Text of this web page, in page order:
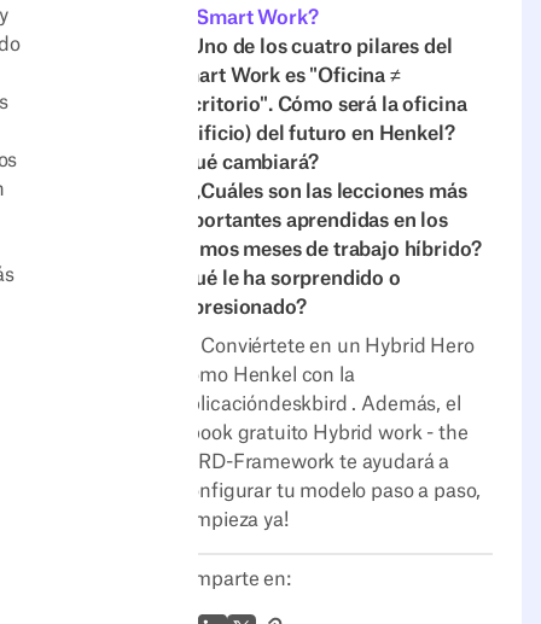
de Smart Work?
3. Uno de los cuatro pilares del
Smart Work es "Oficina ≠
Escritorio". Cómo será la oficina
(edificio) del futuro en Henkel?
¿Qué cambiará?
4. ¿Cuáles son las lecciones más
importantes aprendidas en los
últimos meses de trabajo híbrido?
¿Qué le ha sorprendido o
impresionado?
➡️ Conviértete en un Hybrid Hero
como Henkel con la
aplicacióndeskbird . Además, el
ebook gratuito Hybrid work - the
BIRD-Framework te ayudará a
configurar tu modelo paso a paso,
¡empieza ya!
Comparte en: